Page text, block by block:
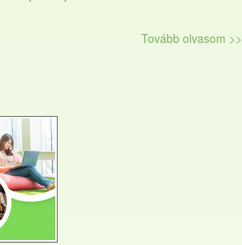
Tovább olvasom >>